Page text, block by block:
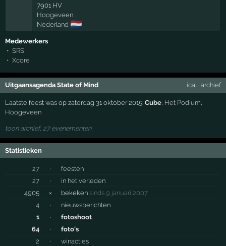
7901 HV
Hoogeveen
Nederland 🇳🇱
Medewerkers
SRS
Xcore
Uitgaansagenda State of Mind ical· archief
Laatste feest was op zaterdag 31 oktober 2015:Cube Het Podium
Hoogeveen
toon archief, 27 evenementen
Statistieken
27 ·
feesten
27
·
in het verleden
4905
× bekeken sinds 9 januari 2007
4
·
nieuwsberichten
1
·
fotoshoot
64
·
foto's
2
·
winacties